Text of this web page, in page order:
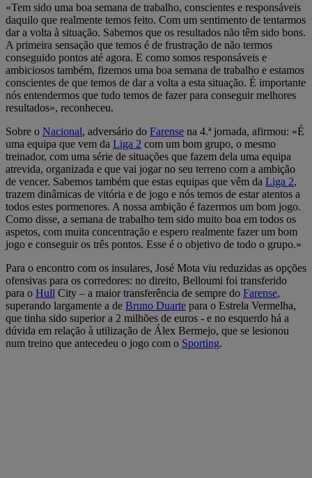
«Tem sido uma boa semana de trabalho, conscientes e responsáveis
daquilo que realmente temos feito. Com um sentimento de tentarmos
dar a volta à situação. Sabemos que os resultados não têm sido bons.
A primeira sensação que temos é de frustração de não termos
conseguido pontos até agora. E como somos responsáveis e
ambiciosos também, fizemos uma boa semana de trabalho e estamos
conscientes de que temos de dar a volta a esta situação. É importante
nós entendermos que tudo temos de fazer para conseguir melhores
resultados», reconheceu.
Sobre o Nacional, adversário do Farense na 4.ª jornada, afirmou: «É
uma equipa que vem da Liga 2 com um bom grupo, o mesmo
treinador, com uma série de situações que fazem dela uma equipa
atrevida, organizada e que vai jogar no seu terreno com a ambição
de vencer. Sabemos também que estas equipas que vêm da Liga 2,
trazem dinâmicas de vitória e de jogo e nós temos de estar atentos a
todos estes pormenores. A nossa ambição é fazermos um bom jogo.
Como disse, a semana de trabalho tem sido muito boa em todos os
aspetos, com muita concentração e espero realmente fazer um bom
jogo e conseguir os três pontos. Esse é o objetivo de todo o grupo.»
Para o encontro com os insulares, José Mota viu reduzidas as opções
ofensivas para os corredores: no direito, Belloumi foi transferido
para o Hull City – a maior transferência de sempre do Farense,
superando largamente a de Bruno Duarte para o Estrela Vermelha,
que tinha sido superior a 2 milhões de euros - e no esquerdo há a
dúvida em relação à utilização de Álex Bermejo, que se lesionou
num treino que antecedeu o jogo com o Sporting.